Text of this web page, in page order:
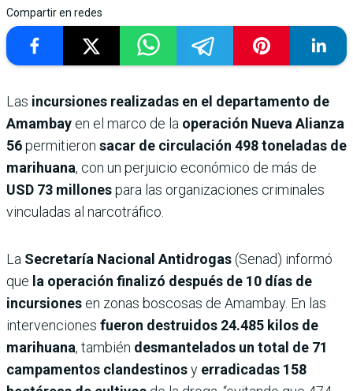
Compartir en redes
Las incursiones realizadas en el departamento de
Amambay en el marco de la operación Nueva Alianza
56permitieron sacar de circulación 498 toneladas de
marihuana, con un perjuicio económico de más de
USD 73 millonespara las organizaciones criminales
vinculadas al narcotráfico.
La Secretaría Nacional Antidrogas(Senad) informó
que la operación finalizó después de 10 días de
incursiones en zonas boscosas de Amambay. En las
intervenciones fueron destruidos 24.485 kilos de
marihuana, también desmantelados un total de 71
campamentos clandestinosy erradicadas 158